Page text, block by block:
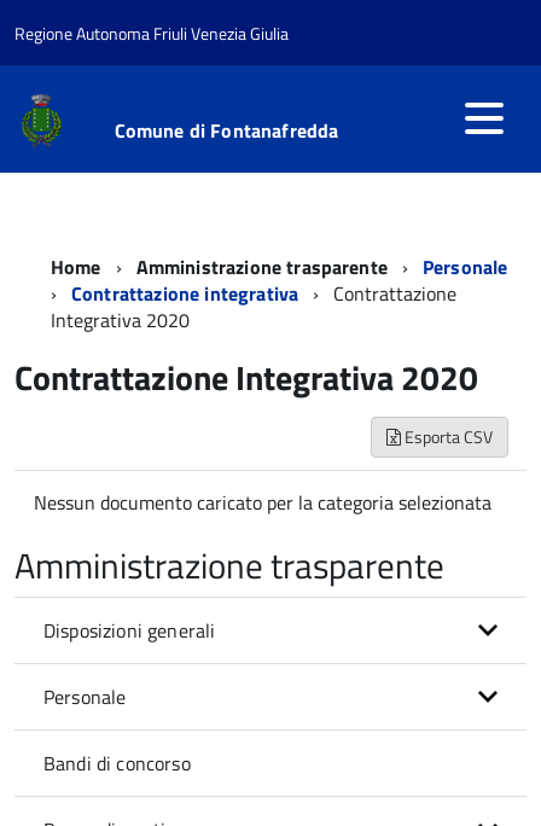
Regione Autonoma Friuli Venezia Giulia
Comune di Fontanafredda
Home Amministrazione trasparente
Personale
Contrattazione integrativa
Contrattazione
Integrativa 2020
Contrattazione Integrativa 2020
Esporta CSV
Nessun documento caricato per la categoria selezionata
Amministrazione trasparente
Disposizioni generali
Personale
Bandi di concorso